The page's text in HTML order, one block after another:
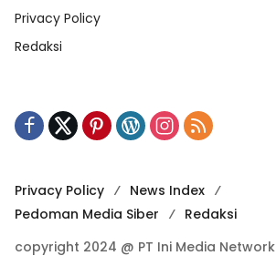
Privacy Policy
Redaksi
Privacy Policy
News Index
Pedoman Media Siber
Redaksi
copyright 2024 @ PT Ini Media Network